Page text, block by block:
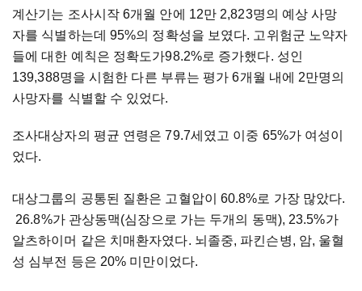
계산기는 조사시작 6개월 안에 12만 2,823명의 예상 사망
자를 식별하는데 95%의 정확성을 보였다. 고위험군 노약자
들에 대한 예칙은 정확도가98.2%로 증가했다. 성인
139,388명을 시험한 다른 부류는 평가 6개월 내에 2만명의
사망자를 식별할 수 있었다.
조사대상자의 평균 연령은 79.7세였고 이중 65%가 여성이
었다.
대상그룹의 공통된 질환은 고혈압이 60.8%로 가장 많았다.
26.8%가 관상동맥(심장으로 가는 두개의 동맥), 23.5%가
알츠하이머 같은 치매환자였다. 뇌졸중, 파킨슨병, 암, 울혈
성 심부전 등은 20% 미만이었다.